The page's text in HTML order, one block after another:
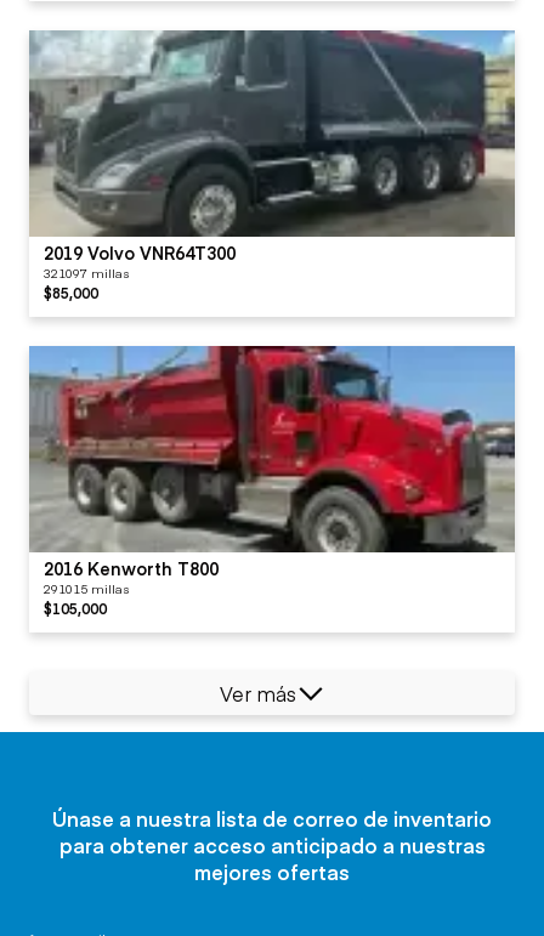
2019 Volvo VNR64T300
321097 millas
$85,000
2016 Kenworth T800
291015 millas
$105,000
Ver más
Únase a nuestra lista de correo de inventario
para obtener acceso anticipado a nuestras
mejores ofertas